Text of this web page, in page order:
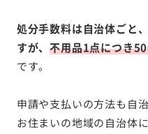
処分手数料は自治体ごと
すが、不用品1点につき
です。
申請や支払いの方法も自
お住まいの地域の自治体